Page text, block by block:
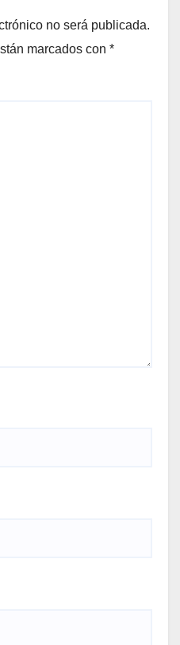
no será publicada.
marcados con *